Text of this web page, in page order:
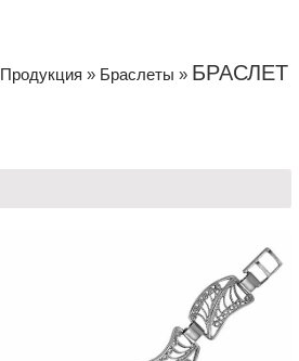
Продукция » Браслеты » БРАСЛЕТ